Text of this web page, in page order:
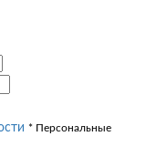
* Персональные